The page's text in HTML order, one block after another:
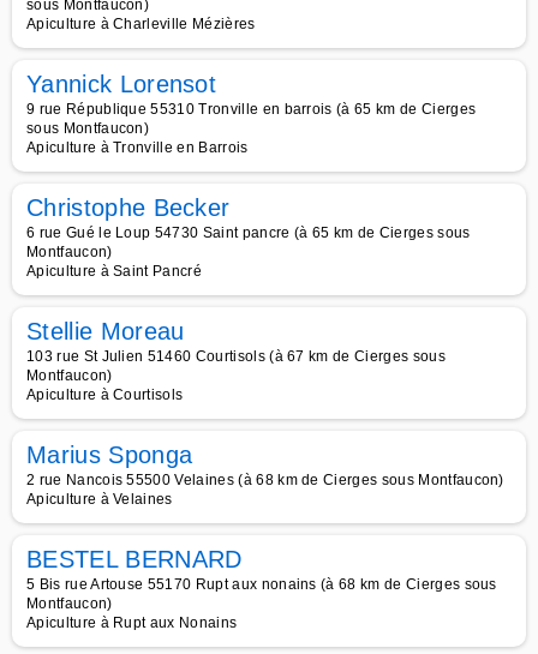
sous Montfaucon)
Apiculture à Charleville Mézières
Yannick Lorensot
9 rue République 55310 Tronville en barrois (à 65 km de Cierges
sous Montfaucon)
Apiculture à Tronville en Barrois
Christophe Becker
6 rue Gué le Loup 54730 Saint pancre (à 65 km de Cierges sous
Montfaucon)
Apiculture à Saint Pancré
Stellie Moreau
103 rue St Julien 51460 Courtisols (à 67 km de Cierges sous
Montfaucon)
Apiculture à Courtisols
Marius Sponga
2 rue Nancois 55500 Velaines (à 68 km de Cierges sous Montfaucon)
Apiculture à Velaines
BESTEL BERNARD
5 Bis rue Artouse 55170 Rupt aux nonains (à 68 km de Cierges sous
Montfaucon)
Apiculture à Rupt aux Nonains